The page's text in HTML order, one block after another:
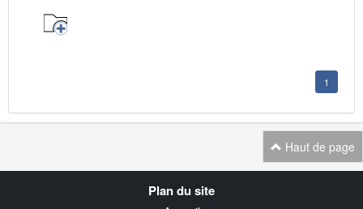
1
Haut de page
Plan du site